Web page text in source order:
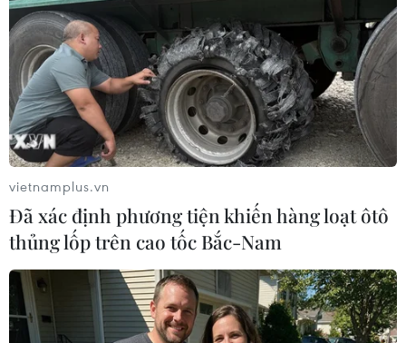
#nhà ở cho thuê #Ninh Bình
#khu công nghiệp
#khu kinh tế
#nhà ở xã hội Ninh Bình
vietnamplus.vn
Đã xác định phương tiện khiến hàng loạt ôtô
thủng lốp trên cao tốc Bắc-Nam